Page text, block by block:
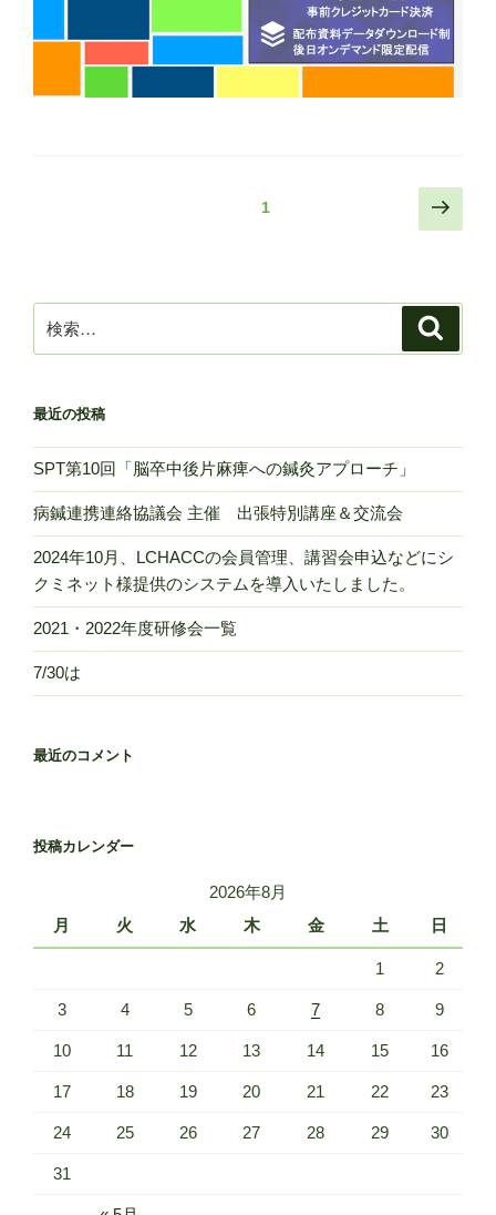
ー
ジ
り
1
次
の
ジ
索:
最近の投稿
SPT第10回「脳卒中後片麻痺への鍼灸アプローチ」
病鍼連携連絡協議会 主催 出張特別講座＆交流会
2024年10月、LCHACCの会員管理、講習会申込などにシ
クミネット様提供のシステムを導入いたしました。
2021・2022年度研修会一覧
7/30は
最近のコメント
投稿カレンダー
2026年8月
月
火 水 木 金 土 日
1 2
3 4 5 6 7 8 9
10 11 12 13 14 15 16
17 18 19 20 21 22 23
24 25 26 27 28 29 30
31